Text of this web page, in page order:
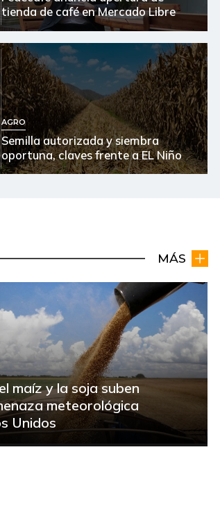
tienda de café en Mercado Libre
AGRO
Semilla autorizada y siembra
oportuna, claves frente a EL Niño
MÁS
maíz y la soja suben
meteorológica
Unidos